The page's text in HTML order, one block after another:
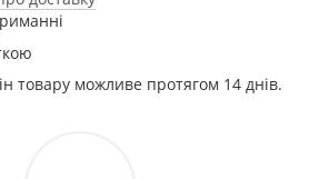
товару можливе протягом 14 днів.